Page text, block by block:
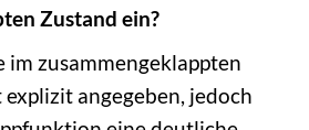
Zustand ein?
im zusammengeklappten
angegeben, jedoch